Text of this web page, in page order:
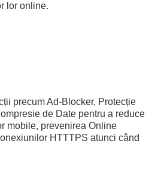
lor online.
precum Ad-Blocker, Protecție
de Date pentru a reduce
mobile, prevenirea Online
HTTTPS atunci când